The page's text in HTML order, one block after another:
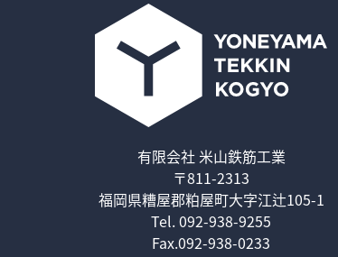
有限会社 米山鉄筋工業
〒811-2313
福岡県糟屋郡粕屋町大字江辻105-1
Tel.092-938-9255
Fax.092-938-0233